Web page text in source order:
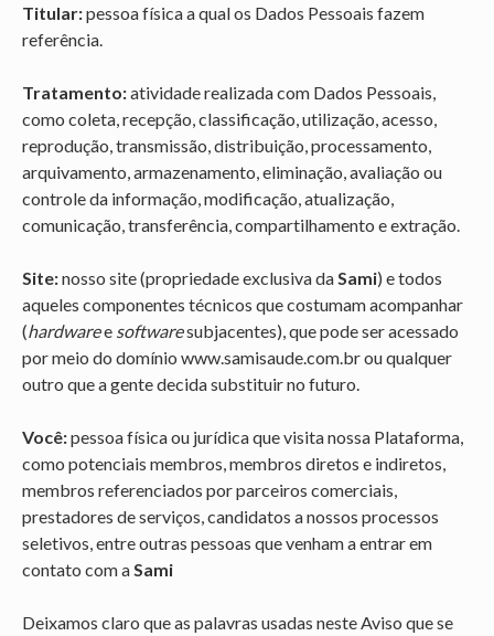
Titular:pessoa física a qual os Dados Pessoais fazem
referência.
Tratamento:atividade realizada com Dados Pessoais,
como coleta, recepção, classificação, utilização, acesso,
reprodução, transmissão, distribuição, processamento,
arquivamento, armazenamento, eliminação, avaliação ou
controle da informação, modificação, atualização,
comunicação, transferência, compartilhamento e extração.
Site:nosso site (propriedade exclusiva da Sami) e todos
aqueles componentes técnicos que costumam acompanhar
(hardwaree softwaresubjacentes), que pode ser acessado
por meio do domínio www.samisaude.com.brou qualquer
outro que a gente decida substituir no futuro.
Você:pessoa física ou jurídica que visita nossa Plataforma,
como potenciais membros, membros diretos e indiretos,
membros referenciados por parceiros comerciais,
prestadores de serviços, candidatos a nossos processos
seletivos, entre outras pessoas que venham a entrar em
contato com a Sami
Deixamos claro que as palavras usadas neste Aviso que se